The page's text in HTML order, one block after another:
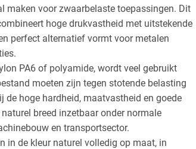
maken voor zwaarbelaste toepassingen. Dit
hoge drukvastheid met uitstekende
perfect alternatief vormt voor metalen
PA6 of polyamide, wordt veel gebruikt
moeten zijn tegen stotende belasting
de hoge hardheid, maatvastheid en goede
breed inzetbaar onder normale
en transportsector.
in de kleur naturel volledig op maat, in